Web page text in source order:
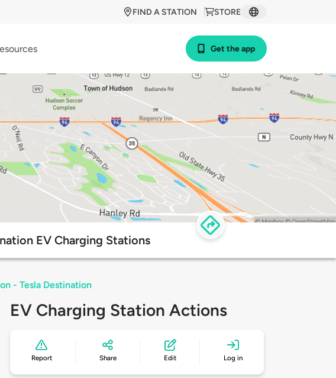
STORE
FIND A STATION
Get the app
EV Charging Stations
- Tesla Destination
EV Charging Station Actions
Report Share Edit Log in